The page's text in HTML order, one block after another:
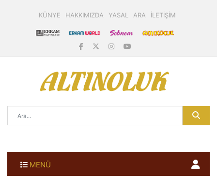
KÜNYE HAKKIMIZDA YASAL ARA İLETİŞİM
MENÜ